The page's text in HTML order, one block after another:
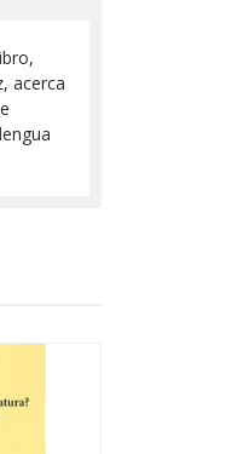
acerca